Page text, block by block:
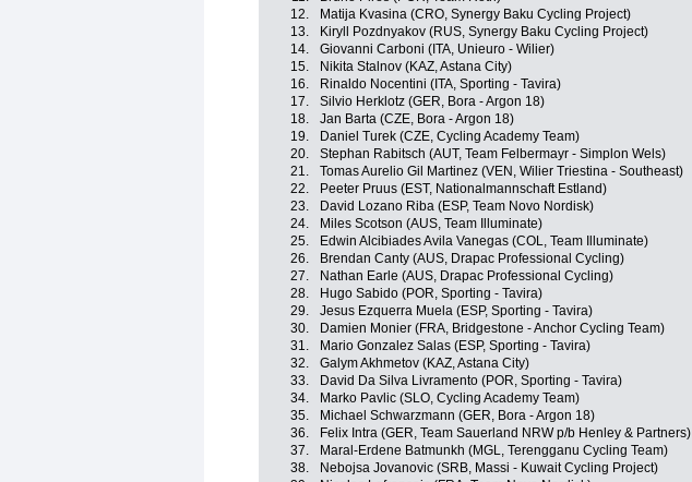
12.
Matija Kvasina (CRO, Synergy Baku Cycling Project)
13.
Kiryll Pozdnyakov (RUS, Synergy Baku Cycling Project)
14.
Giovanni Carboni (ITA, Unieuro - Wilier)
15.
Nikita Stalnov (KAZ, Astana City)
16.
Rinaldo Nocentini (ITA, Sporting - Tavira)
17.
Silvio Herklotz (GER, Bora - Argon 18)
18.
Jan Barta (CZE, Bora - Argon 18)
19.
Daniel Turek (CZE, Cycling Academy Team)
20.
Stephan Rabitsch (AUT, Team Felbermayr - Simplon Wels)
21.
Tomas Aurelio Gil Martinez (VEN, Wilier Triestina - Southeast)
22.
Peeter Pruus (EST, Nationalmannschaft Estland)
23.
David Lozano Riba (ESP, Team Novo Nordisk)
24.
Miles Scotson (AUS, Team Illuminate)
25.
Edwin Alcibiades Avila Vanegas (COL, Team Illuminate)
26.
Brendan Canty (AUS, Drapac Professional Cycling)
27.
Nathan Earle (AUS, Drapac Professional Cycling)
28.
Hugo Sabido (POR, Sporting - Tavira)
29.
Jesus Ezquerra Muela (ESP, Sporting - Tavira)
30.
Damien Monier (FRA, Bridgestone - Anchor Cycling Team)
31.
Mario Gonzalez Salas (ESP, Sporting - Tavira)
32.
Galym Akhmetov (KAZ, Astana City)
33.
David Da Silva Livramento (POR, Sporting - Tavira)
34.
Marko Pavlic (SLO, Cycling Academy Team)
35.
Michael Schwarzmann (GER, Bora - Argon 18)
36.
Felix Intra (GER, Team Sauerland NRW p/b Henley & Partners)
37.
Maral-Erdene Batmunkh (MGL, Terengganu Cycling Team)
38.
Nebojsa Jovanovic (SRB, Massi - Kuwait Cycling Project)